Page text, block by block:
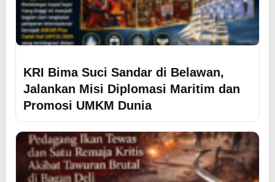
KRI Bima Suci Sandar di Belawan,
Jalankan Misi Diplomasi Maritim dan
Promosi UMKM Dunia